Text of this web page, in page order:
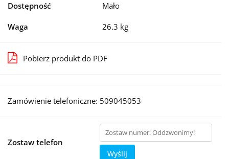
Dostępność Mało
Waga 26.3 kg
Pobierz produkt do PDF
Zamówienie telefoniczne: 509045053
Zostaw telefon
Wyślij